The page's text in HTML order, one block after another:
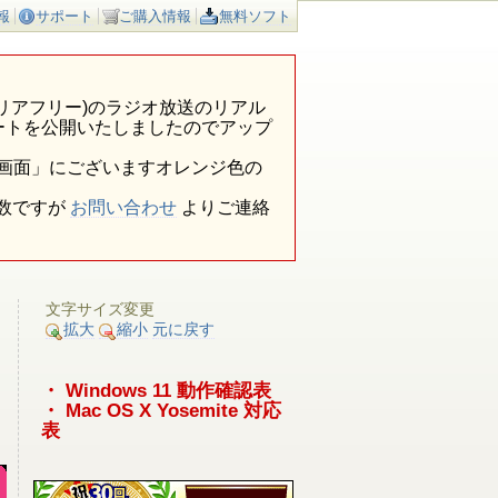
サポート ご購入情報 無料ソフト
アフリー)のラジオ放送のリアル
を公開いたしましたのでアップ
面」にございますオレンジ色の
ですが お問い合わせ よりご連絡
文字サイズ変更
拡大
縮小 元に戻す
・ Windows 11 動作確認表
・ Mac OS X Yosemite 対応
表